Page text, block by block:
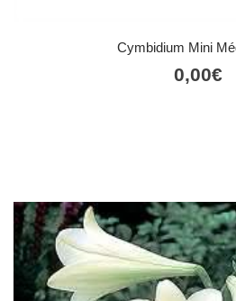
Cymbidium Mini
0,00€